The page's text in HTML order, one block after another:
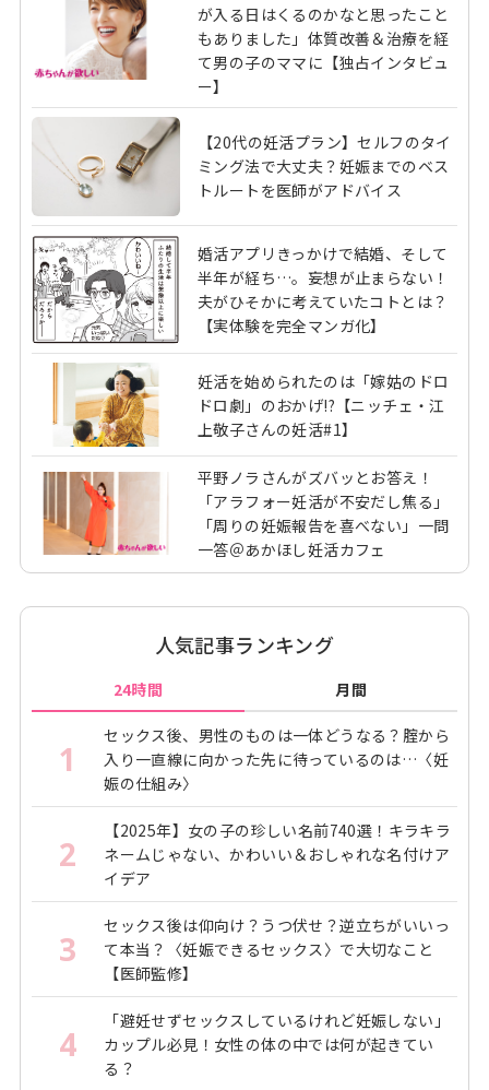
が入る日はくるのかなと思ったこと
もありました」体質改善＆治療を経
て男の子のママに【独占インタビュ
ー】
【20代の妊活プラン】セルフのタイ
ミング法で大丈夫？妊娠までのベス
トルートを医師がアドバイス
婚活アプリきっかけで結婚、そして
半年が経ち…。妄想が止まらない！
夫がひそかに考えていたコトとは？
【実体験を完全マンガ化】
妊活を始められたのは「嫁姑のドロ
ドロ劇」のおかげ!?【ニッチェ・江
上敬子さんの妊活#1】
平野ノラさんがズバッとお答え！
「アラフォー妊活が不安だし焦る」
「周りの妊娠報告を喜べない」一問
一答＠あかほし妊活カフェ
人気記事ランキング
24時間 月間
1
セックス後、男性のものは一体どうなる？腟から
入り一直線に向かった先に待っているのは…〈妊
娠の仕組み〉
2
【2025年】女の子の珍しい名前740選！キラキラ
ネームじゃない、かわいい＆おしゃれな名付けア
イデア
3
セックス後は仰向け？うつ伏せ？逆立ちがいいっ
て本当？〈妊娠できるセックス〉で大切なこと
【医師監修】
4
「避妊せずセックスしているけれど妊娠しない」
カップル必見！女性の体の中では何が起きてい
る？